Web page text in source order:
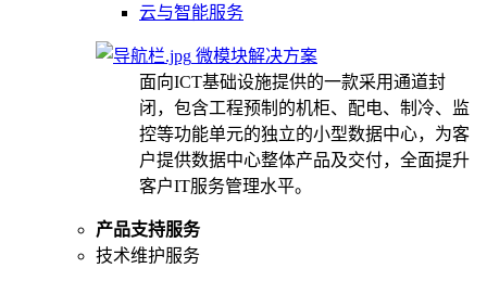
云与智能服务
微模块解决方案
面向ICT基础设施提供的一款采用通道封
闭，包含工程预制的机柜、配电、制冷、监
控等功能单元的独立的小型数据中心，为客
户提供数据中心整体产品及交付，全面提升
客户IT服务管理水平。
产品支持服务
技术维护服务